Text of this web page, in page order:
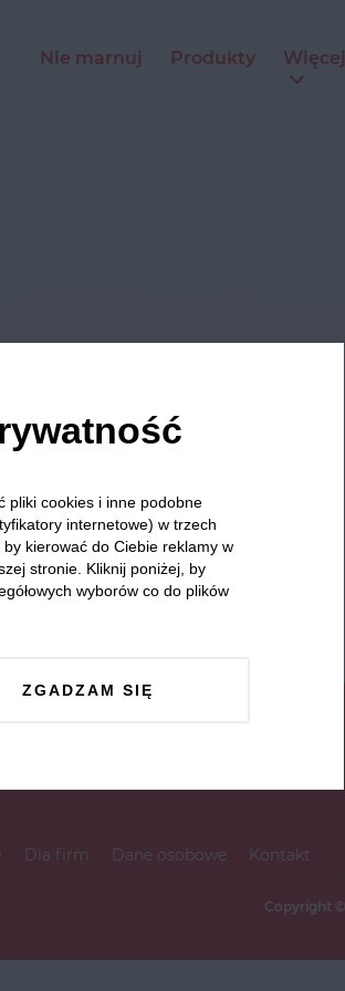
Nie marnuj Produkty Więcej
Dla firm Dane osobowe Kontakt
Copyright
pliki cookies i inne podobne
internetowe) w trzech
kierować do Ciebie reklamy w
stronie. Kliknij poniżej, by
wyborów co do plików
ZGADZAM SIĘ